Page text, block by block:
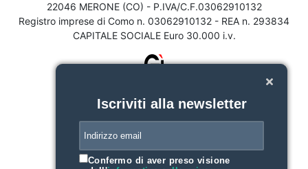
22046 MERONE (CO) - P.IVA/C.F.03062910132
Registro imprese di Como n. 03062910132 - REA n. 293834
CAPITALE SOCIALE Euro 30.000 i.v.
Iscriviti alla newsletter
Confermo di aver preso visione